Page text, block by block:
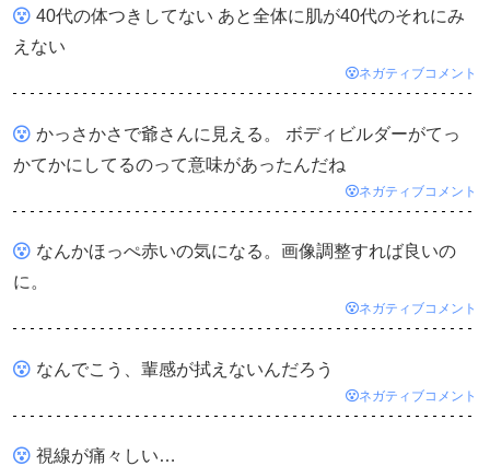
40代の体つきしてない あと全体に肌が40代のそれにみ
えない
ネガティブコメント
かっさかさで爺さんに見える。 ボディビルダーがてっ
かてかにしてるのって意味があったんだね
ネガティブコメント
なんかほっぺ赤いの気になる。画像調整すれば良いの
に。
ネガティブコメント
なんでこう、輩感が拭えないんだろう
ネガティブコメント
視線が痛々しい…